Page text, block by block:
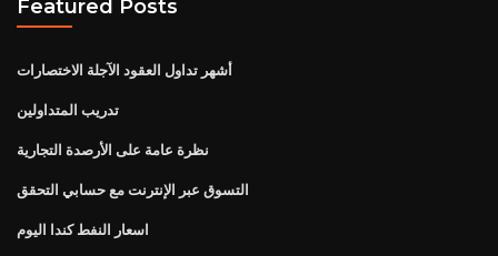
Featured Posts
أشهر تداول العقود الآجلة الاختصارات
تدريب المتداولين
نظرة عامة على الأرصدة التجارية
التسوق عبر الإنترنت مع حسابي التحقق
اسعار النفط كندا اليوم